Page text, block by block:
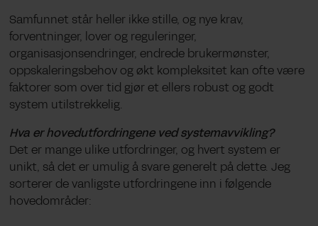
Samfunnet står heller ikke stille, og nye krav,
forventninger, lover og reguleringer,
organisasjonsendringer, endrede brukermønster,
oppskaleringsbehov og økt kompleksitet kan ofte være
faktorer som over tid gjør et ellers robust og godt
system utilstrekkelig.
Hva er hovedutfordringene ved systemavvikling?
Det er mange ulike utfordringer, og hvert system er
unikt, så det er umulig å svare generelt på dette. Jeg
sorterer de vanligste utfordringene inn i følgende
hovedområder: